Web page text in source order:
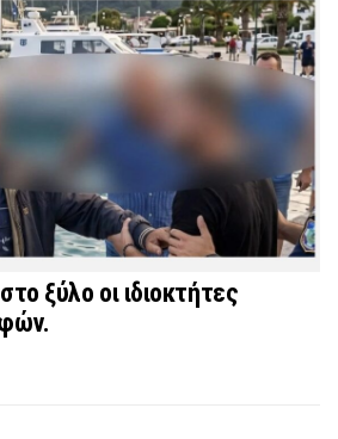
ξύλο οι ιδιοκτήτες